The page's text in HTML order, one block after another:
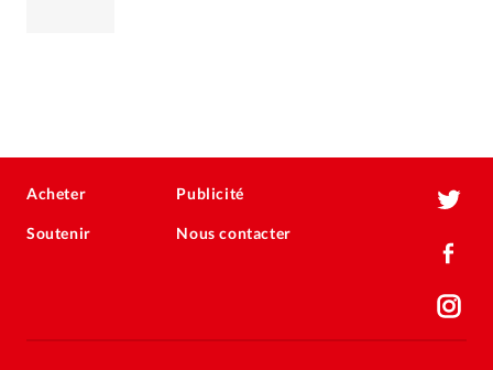
Acheter
Soutenir
Publicité
Nous contacter